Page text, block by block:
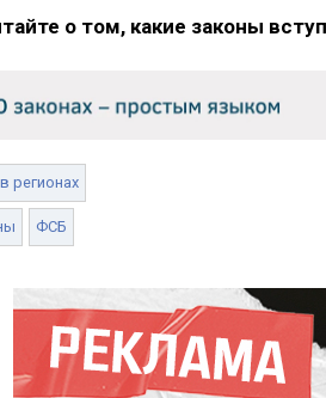
о том, какие законы
в регионах
ФСБ